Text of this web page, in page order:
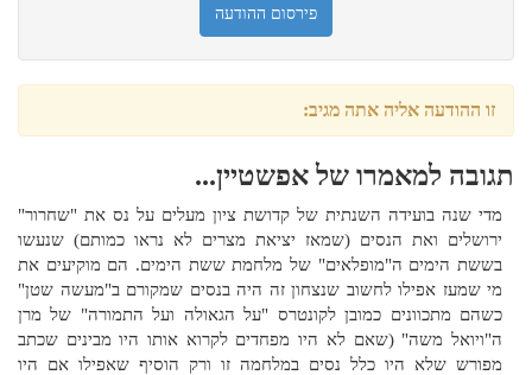
זו ההודעה אליה אתה מגיב:
תגובה למאמרו של אפשטיין...
מדי שנה בועידה השנתית של קדושת ציון מעלים על נס את "שחרור"
ירושלים ואת הנסים (שמאז יציאת מצרים לא נראו כמותם) שנעשו
בששת הימים ה"מופלאים" של מלחמת ששת הימים. הם מוקיעים את
מי שמעז אפילו לחשוב שנצחון זה היה בנסים שמקורם ב"מעשה שטן"
כשהם מתכוונים כמובן לקונטרס "על הגאולה ועל התמורה" של מרן
ה"ויואל משה" (שאם לא היו מפחדים לקרוא אותו היו מבינים שכתב
מפורש שלא היו כלל נסים במלחמה זו ורק הוסיף שאפילו אם היו